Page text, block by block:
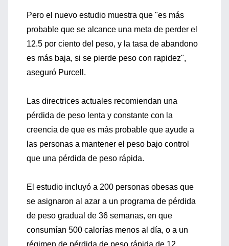
Pero el nuevo estudio muestra que "es más
probable que se alcance una meta de perder el
12.5 por ciento del peso, y la tasa de abandono
es más baja, si se pierde peso con rapidez",
aseguró Purcell.
Las directrices actuales recomiendan una
pérdida de peso lenta y constante con la
creencia de que es más probable que ayude a
las personas a mantener el peso bajo control
que una pérdida de peso rápida.
El estudio incluyó a 200 personas obesas que
se asignaron al azar a un programa de pérdida
de peso gradual de 36 semanas, en que
consumían 500 calorías menos al día, o a un
régimen de pérdida de peso rápida de 12